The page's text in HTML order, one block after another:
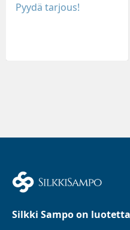
Pyydä tarjous!
Silkki Sampo on